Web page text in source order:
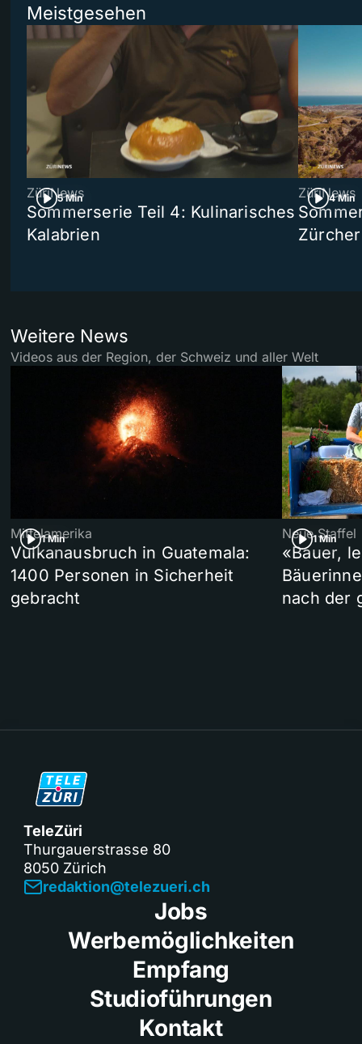
Meistgesehen
5 Min
ZüriNews
Sommerserie Teil 4: Kulinarisches
Kalabrien
4 Min
ZüriNews
Weitere News
Videos aus der Region, der Schweiz und aller Welt
1 Min
Mittelamerika
Vulkanausbruch in Guatemala:
1400 Personen in Sicherheit
gebracht
1 Min
Neue Staffel
«Bauer,
nach der
TeleZüri
Thurgauerstrasse 80
8050 Zürich
redaktion@telezueri.ch
Jobs
Werbemöglichkeiten
Empfang
Studioführungen
Kontakt